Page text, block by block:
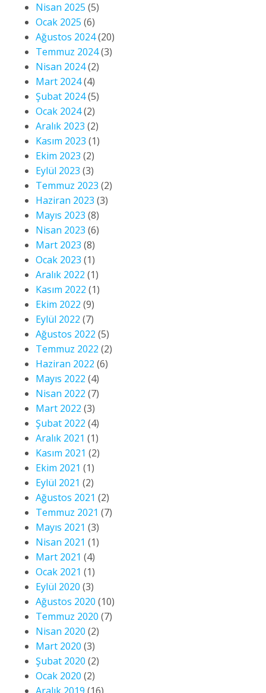
Nisan 2025 (5)
Ocak 2025 (6)
Ağustos 2024(20)
Temmuz 2024(3)
Nisan 2024(2)
Mart 2024(4)
Şubat 2024(5)
Ocak 2024(2)
Aralık 2023 (2)
Kasım 2023 (1)
Ekim 2023 (2)
Eylül 2023 (3)
Temmuz 2023 (2)
Haziran 2023 (3)
Mayıs 2023 (8)
Nisan 2023 (6)
Mart 2023 (8)
Ocak 2023 (1)
Aralık 2022 (1)
Kasım 2022 (1)
Ekim 2022 (9)
Eylül 2022 (7)
Ağustos 2022 (5)
Temmuz 2022 (2)
Haziran 2022 (6)
Mayıs 2022 (4)
Nisan 2022 (7)
Mart 2022 (3)
Şubat 2022 (4)
Aralık 2021 (1)
Kasım 2021 (2)
Ekim 2021 (1)
Eylül 2021 (2)
Ağustos 2021 (2)
Temmuz 2021 (7)
Mayıs 2021 (3)
Nisan 2021 (1)
Mart 2021 (4)
Ocak 2021 (1)
Eylül 2020 (3)
Ağustos 2020 (10)
Temmuz 2020 (7)
Nisan 2020 (2)
Mart 2020 (3)
Şubat 2020 (2)
Ocak 2020 (2)